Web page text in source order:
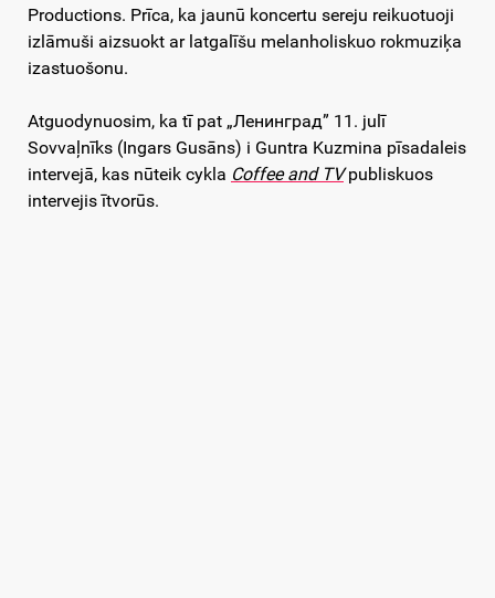
Productions. Prīca, ka jaunū koncertu sereju reikuotuoji
izlāmuši aizsuokt ar latgalīšu melanholiskuo rokmuziķa
izastuošonu.
Atguodynuosim, ka tī pat „Ленинград” 11. julī
Sovvaļnīks (Ingars Gusāns) i Guntra Kuzmina pīsadaleis
intervejā, kas nūteik cykla Coffee and TVpubliskuos
intervejis ītvorūs.